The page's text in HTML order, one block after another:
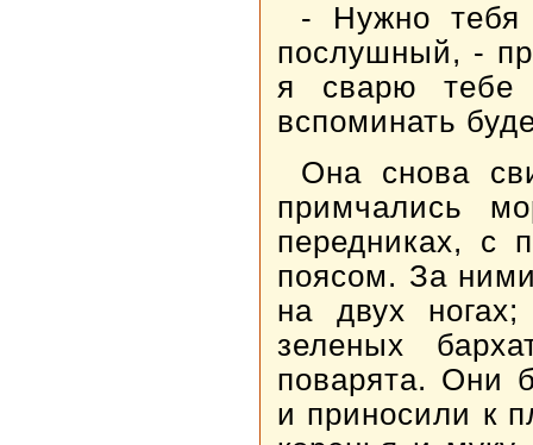
- Нужно тебя
послушный, -
я сварю тебе
вспоминать
Она снова
примчались
передниках, с
поясом. За
на двух
зеленых
поварята. Они
и приносили к